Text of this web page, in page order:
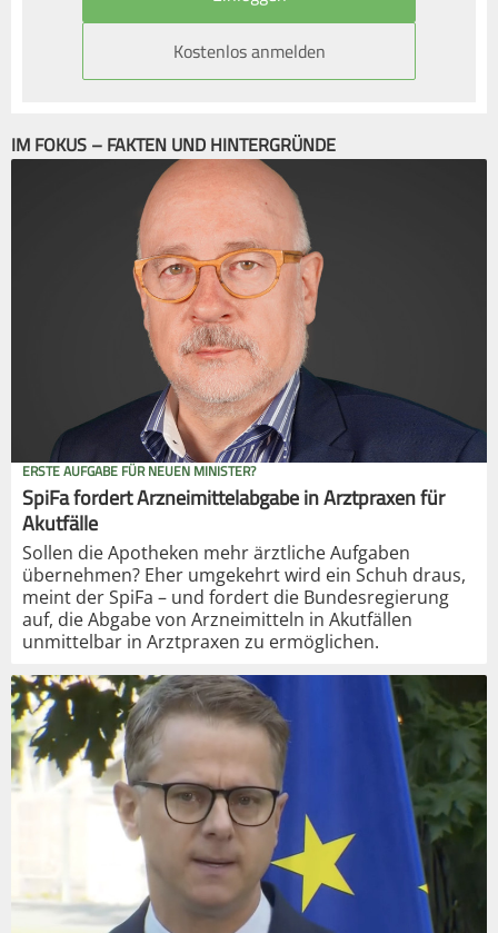
Kostenlos anmelden
IM FOKUS – FAKTEN UND HINTERGRÜNDE
ERSTE AUFGABE FÜR NEUEN MINISTER?
SpiFa fordert Arzneimittelabgabe in Arztpraxen für
Akutfälle
Sollen die Apotheken mehr ärztliche Aufgaben
übernehmen? Eher umgekehrt wird ein Schuh draus,
meint der SpiFa – und fordert die Bundesregierung
auf, die Abgabe von Arzneimitteln in Akutfällen
unmittelbar in Arztpraxen zu ermöglichen.